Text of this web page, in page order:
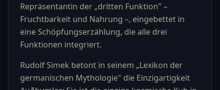
Repräsentantin der „dritten Funktion" –
Fruchtbarkeit und Nahrung –, eingebettet in
eine Schöpfungserzählung, die alle drei
Funktionen integriert.
Rudolf Simek betont in seinem „Lexikon der
germanischen Mythologie" die Einzigartigkeit